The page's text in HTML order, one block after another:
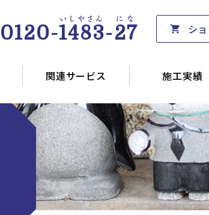
0120-1483
いしやさん
-27
にな
シ
関連サービス 施工実績